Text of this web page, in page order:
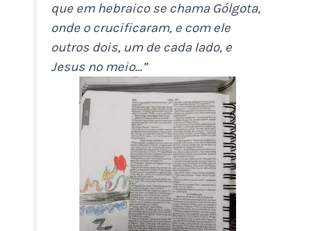
que em hebraico se chama Gólgota,
onde o crucificaram, e com ele
outros dois, um de cada lado, e
Jesus no meio…”